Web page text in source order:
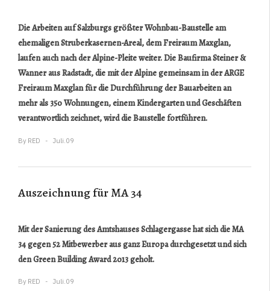
Die Arbeiten auf Salzburgs größter Wohnbau-Baustelle am
ehemaligen Struberkasernen-Areal, demFreiraum Maxglan,
laufen auch nach der Alpine-Pleite weiter. Die Baufirma Steiner &
Wanner aus Radstadt, die mit der Alpine gemeinsam in der ARGE
Freiraum Maxglan für die Durchführung der Bauarbeiten an
mehr als 350 Wohnungen, einem Kindergarten und Geschäften
verantwortlich zeichnet, wird die Baustelle fortführen.
By RED Juli.09
Auszeichnung für MA 34
Mit der Sanierung des Amtshauses Schlagergasse hat sich die MA
34 gegen 52 Mitbewerber aus ganz Europa durchgesetzt und sich
den Green Building Award 2013 geholt.
By RED Juli.09